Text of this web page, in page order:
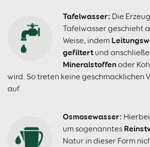
Tafelwasser: Die
Tafelwasser geschieht
Weise, indem
gefiltertund
Mineralstoffenoder
wird. So treten keine geschmacklichen
auf.
Osmosewasser:
um sogenanntes
Natur in dieser Form